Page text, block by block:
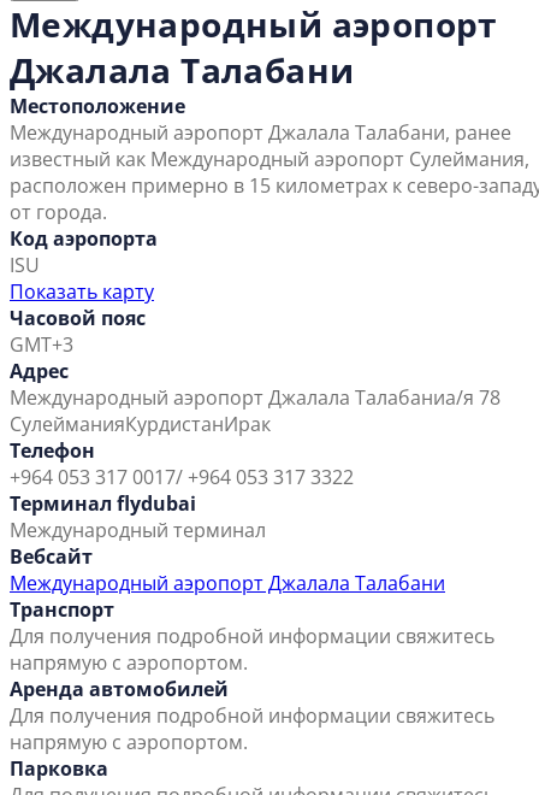
Международный аэропорт
Джалала Талабани
Местоположение
Международный аэропорт Джалала Талабани, ранее
известный как Международный аэропорт Сулеймания,
расположен примерно в 15 километрах к северо-
от города.
Код аэропорта
ISU
Показать карту
Часовой пояс
GMT+3
Адрес
Международный аэропорт Джалала Талабаниа/я 78
СулейманияКурдистанИрак
Телефон
+964 053 317 0017/ +964 053 317 3322
Терминал flydubai
Международный терминал
Вебсайт
Международный аэропорт Джалала Талабани
Транспорт
Для получения подробной информации свяжитесь
напрямую с аэропортом.
Аренда автомобилей
Для получения подробной информации свяжитесь
напрямую с аэропортом.
Парковка